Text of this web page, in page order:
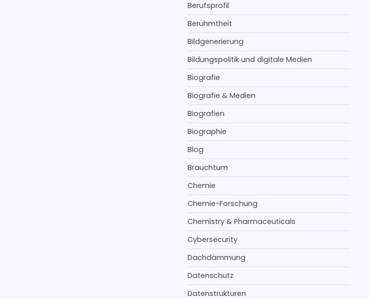
Berufsprofil
Berühmtheit
Bildgenerierung
Bildungspolitik und digitale Medien
Biografie
Biografie & Medien
Biografien
Biographie
Blog
Brauchtum
Chemie
Chemie-Forschung
Chemistry & Pharmaceuticals
Cybersecurity
Dachdämmung
Datenschutz
Datenstrukturen